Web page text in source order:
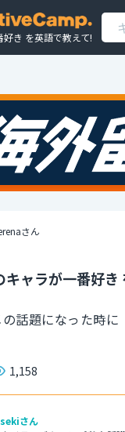
好き を英語で教えて!
さん
キャラが一番好き
話題になった時
1,158
sekiさん